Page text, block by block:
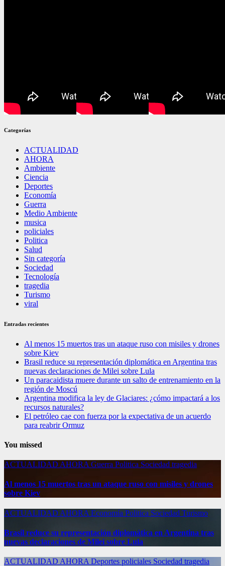
Categorías
ACTUALIDAD
AHORA
Ambiente
Ciencia
Deportes
Economía
Guerra
Medio Ambiente
musica
policiales
Politica
Salud
Sin categoría
Sociedad
Tecnología
tragedia
Turismo
viral
Entradas recientes
Al menos 15 muertos tras un ataque ruso con misiles y drones
sobre Kiev
Brasil reduce su representación diplomática en Argentina tras
nuevas declaraciones de Milei sobre Lula
Un paracaidista muere durante un salto de entrenamiento en la
región de Moscú
Argentina modifica la ley de Glaciares: ¿cómo impactará a los
recursos naturales?
El petróleo cae con fuerza por la expectativa de un acuerdo
para reabrir Ormuz
You missed
ACTUALIDAD AHORA Guerra Politica Sociedad tragedia
Al menos 15 muertos tras un ataque ruso con misiles y drones
sobre Kiev
ACTUALIDAD AHORA Economía Politica Sociedad Turismo
Brasil reduce su representación diplomática en Argentina tras
nuevas declaraciones de Milei sobre Lula
ACTUALIDAD AHORA Deportes policiales Sociedad tragedia